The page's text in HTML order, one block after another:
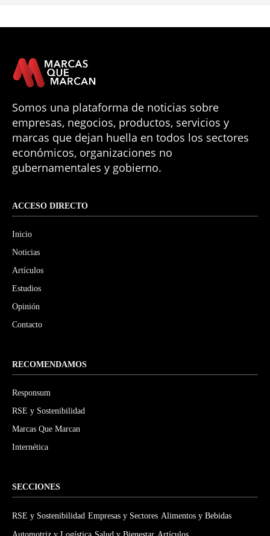
Somos una plataforma de noticias sobre
empresas, negocios, productos, servicios y
marcas que dejan huella en todos los sectores
económicos, organizaciones no
gubernamentales y gobierno.
ACCESO DIRECTO
Inicio
Noticias
Artículos
Estudios
Opinión
Contacto
RECOMENDAMOS
Responsum
RSE y Sostenibilidad
Marcas Que Marcan
Internética
SECCIONES
RSE y Sostenibilidad Empresas y Sectores Alimentos y Bebidas